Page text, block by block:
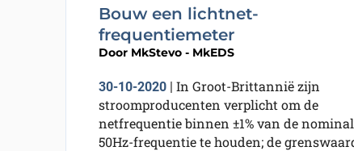
Bouw een lichtnet-
frequentiemeter
Door MkStevo - MkEDS
30-10-2020| In Groot-Brittannië zijn
stroomproducenten verplicht om de
netfrequentie binnen ±1% van de
50Hz-frequentie te houden; de